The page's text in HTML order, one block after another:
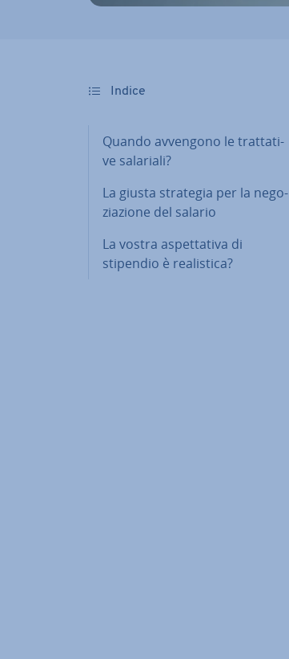
Indice
Quando avvengono le trat­ta­ti­
ve salariali?
La giusta strategia per la ne­go­
zia­zio­ne del salario
La vostra aspet­ta­ti­va di
stipendio è rea­li­sti­ca?